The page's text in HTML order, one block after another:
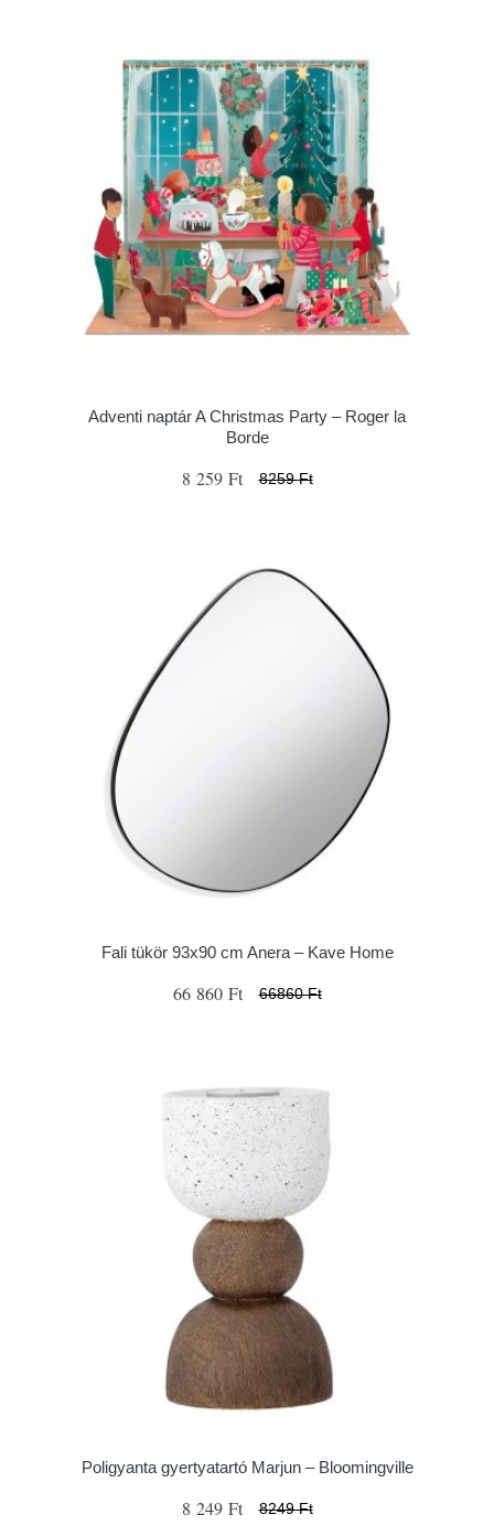
Adventi naptár A Christmas Party – Roger la
Borde
8 259 Ft 8259 Ft
Fali tükör 93x90 cm Anera – Kave Home
66 860 Ft 66860 Ft
Poligyanta gyertyatartó Marjun – Bloomingville
8 249 Ft 8249 Ft